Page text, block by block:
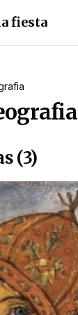
fiesta
(3)